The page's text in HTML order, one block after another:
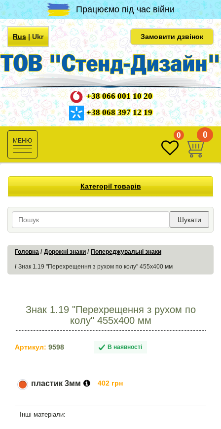
Працюємо під час війни
Rus|Ukr Замовити дзвінок
+38 066 001 10 20
+38 068 397 12 19
Toggle
navigation
0 0
Категорії товарів
Шукати
Головна Дорожні знаки Попереджувальні знаки
Знак 1.19 "Перехрещення з рухом по колу" 455х400 мм
Знак 1.19 "Перехрещення з рухом по
колу" 455х400 мм
Артикул: 9598 В наявності
пластик 3мм 402 грн